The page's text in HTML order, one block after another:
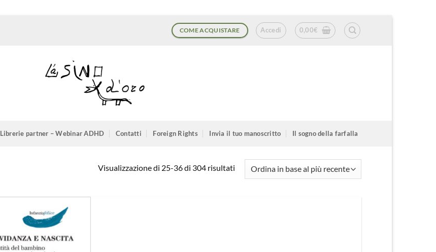
COME ACQUISTARE Accedi 0,00€
Librerie partner – Webinar ADHD Contatti Foreign Rights Invia il tuo manoscritto Il sogno della farfalla
Visualizzazione di 25-36 di 304 risultatiOrdina
Aggiungi
dei